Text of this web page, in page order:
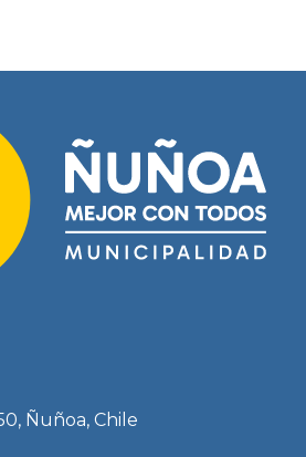
Ñuñoa, Chile